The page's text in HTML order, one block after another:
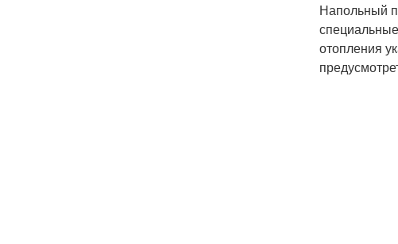
Напольный
отопления